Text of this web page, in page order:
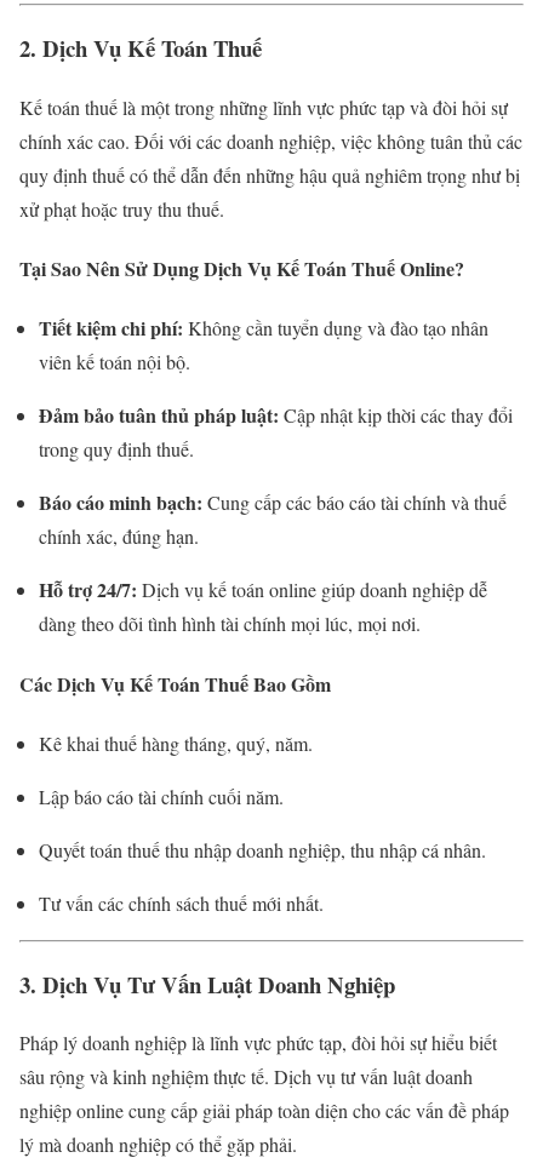
2. Dịch Vụ Kế Toán Thuế
Kế toán thuế là một trong những lĩnh vực phức tạp và đòi hỏi sự
chính xác cao. Đối với các doanh nghiệp, việc không tuân thủ các
quy định thuế có thể dẫn đến những hậu quả nghiêm trọng như bị
xử phạt hoặc truy thu thuế.
Tại Sao Nên Sử Dụng Dịch Vụ Kế Toán Thuế Online?
Tiết kiệm chi phí: Không cần tuyển dụng và đào tạo nhân
viên kế toán nội bộ.
Đảm bảo tuân thủ pháp luật: Cập nhật kịp thời các thay đổi
trong quy định thuế.
Báo cáo minh bạch: Cung cấp các báo cáo tài chính và thuế
chính xác, đúng hạn.
Hỗ trợ 24/7: Dịch vụ kế toán online giúp doanh nghiệp dễ
dàng theo dõi tình hình tài chính mọi lúc, mọi nơi.
Các Dịch Vụ Kế Toán Thuế Bao Gồm
Kê khai thuế hàng tháng, quý, năm.
Lập báo cáo tài chính cuối năm.
Quyết toán thuế thu nhập doanh nghiệp, thu nhập cá nhân.
Tư vấn các chính sách thuế mới nhất.
3. Dịch Vụ Tư Vấn Luật Doanh Nghiệp
Pháp lý doanh nghiệp là lĩnh vực phức tạp, đòi hỏi sự hiểu biết
sâu rộng và kinh nghiệm thực tế. Dịch vụ tư vấn luật doanh
nghiệp online cung cấp giải pháp toàn diện cho các vấn đề pháp
lý mà doanh nghiệp có thể gặp phải.